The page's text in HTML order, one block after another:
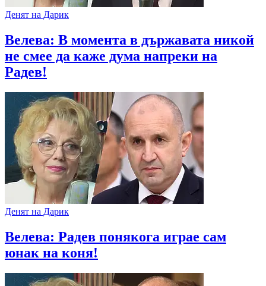
Денят на Дарик
Велева: В момента в държавата никой
не смее да каже дума напреки на
Радев!
Денят на Дарик
Велева: Радев понякога играе сам
юнак на коня!